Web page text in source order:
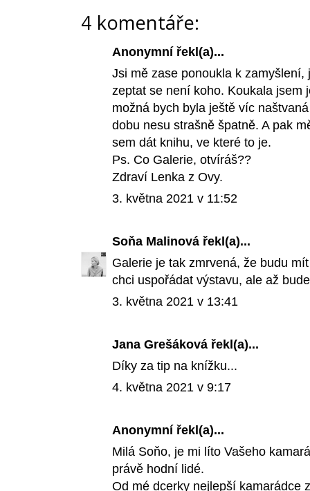
4 komentáře:
Anonymní řekl(a)...
Jsi mě zase ponoukla k
zeptat se není koho. Koukala jsem
možná bych byla ještě víc
dobu nesu strašně špatně. A pak
sem dát knihu, ve které to je.
Ps. Co Galerie, otvíráš??
Zdraví Lenka z Ovy.
3. května 2021 v 11:52
Soňa Malinová řekl(a)...
Galerie je tak zmrvená, že budu
chci uspořádat výstavu, ale až
3. května 2021 v 13:41
Jana Grešáková řekl(a)...
Díky za tip na knížku...
4. května 2021 v 9:17
Anonymní řekl(a)...
Milá Soňo, je mi líto Vašeho
právě hodní lidé.
Od mé dcerky nejlepší kamarádce